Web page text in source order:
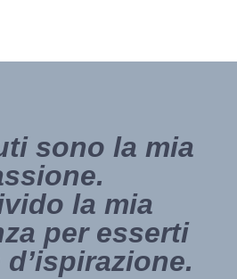
sono la mia
la mia
per esserti
d’ispirazione.